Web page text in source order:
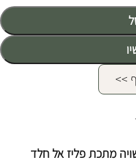
>>
מתכת פליז אל חלד